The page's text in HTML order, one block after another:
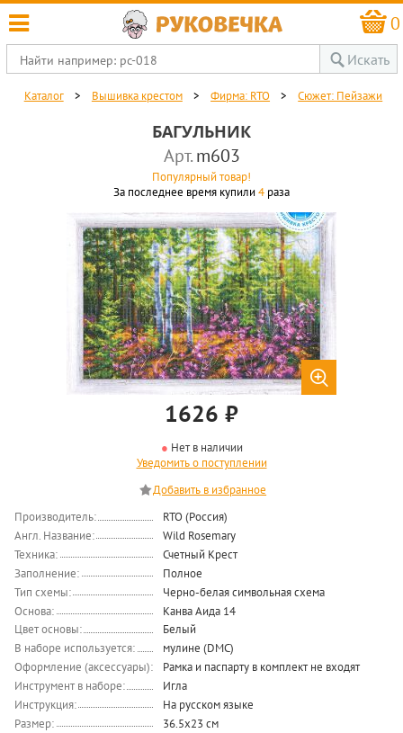
0
Искать
Каталог > Вышивка крестом > Фирма: RTO > Сюжет: Пейзажи
БАГУЛЬНИК
Арт. m603
Популярный товар!
За последнее время купили4 раза
1626 ₽
Нет в наличии
Уведомить о поступлении
Производитель:
RTO (Россия)
Англ. Название:
Wild Rosemary
Техника:
Счетный Крест
Заполнение:
Полное
Тип схемы:
Черно-белая символьная схема
Основа:
Канва Аида 14
Цвет основы:
Белый
В наборе используется:
мулине (DMC)
Оформление (аксессуары):
Рамка и паспарту в комплект не входят
Инструмент в наборе:
Игла
Инструкция:
На русском языке
Размер:
36.5x23 см